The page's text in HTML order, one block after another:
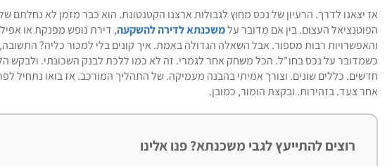
אז יצאנו לדרך. הרעיון של נכס מחוץ לגבולות ארצנו הקטנטונת. הוא כבר מזמן לא נחלתם
הפוטנציאל העצום. בין אם מדובר עלמשכנתא לדירה להשקעה, דירת נופש מפנקת או
והאפשרויות רבות מספור. אבל השאלה הגדולה באמת. איך קונים בלי למכור כליה?
כשמדובר על נכס בחו"ל. הכל משחק אחר לגמרי. זה לא כמו ללכת לבנק השכונתי. ולבקש
חדשים. כללים שונים. וצורך אמיתי בהבנה מעמיקה. של התהליך המורכב. אז בואו נתחיל
אחר צעד. בזהירות. ובקצת הומור, כמובן.
רוצים להתייעץ לגבי משכנתא? פנו אלינו